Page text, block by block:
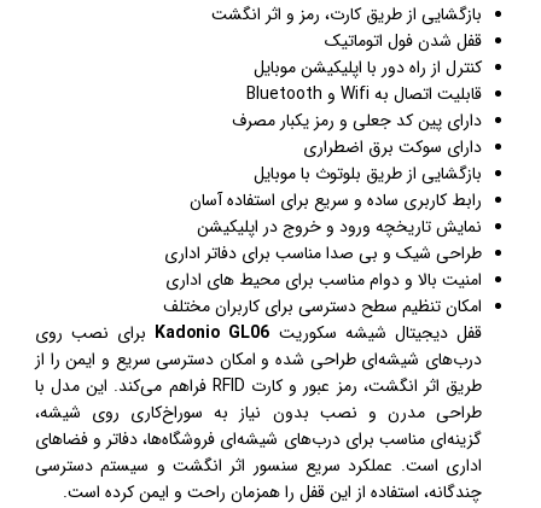
بازگشایی از طریق کارت، رمز و اثر انگشت
قفل شدن فول اتوماتیک
کنترل از راه دور با اپلیکیشن موبایل
قابلیت اتصال به Wifi و Bluetooth
دارای پین کد جعلی و رمز یکبار مصرف
دارای سوکت برق اضطراری
بازگشایی از طریق بلوتوث با موبایل
رابط کاربری ساده و سریع برای استفاده آسان
نمایش تاریخچه ورود و خروج در اپلیکیشن
طراحی شیک و بی صدا مناسب برای دفاتر اداری
امنیت بالا و دوام مناسب برای محیط های اداری
امکان تنظیم سطح دسترسی برای کاربران مختلف
قفل دیجیتال شیشه سکوریت Kadonio GL06 برای نصب روی
درب‌های شیشه‌ای طراحی شده و امکان دسترسی سریع و ایمن را از
طریق اثر انگشت، رمز عبور و کارت RFID فراهم می‌کند. این مدل با
طراحی مدرن و نصب بدون نیاز به سوراخ‌کاری روی شیشه،
گزینه‌ای مناسب برای درب‌های شیشه‌ای فروشگاه‌ها، دفاتر و فضاهای
اداری است. عملکرد سریع سنسور اثر انگشت و سیستم دسترسی
چندگانه، استفاده از این قفل را همزمان راحت و ایمن کرده است.